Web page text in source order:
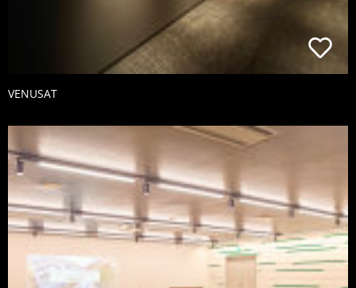
VENUSAT